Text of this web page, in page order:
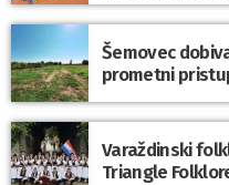
Šemovec
prometni
Varaždinski
Triangle